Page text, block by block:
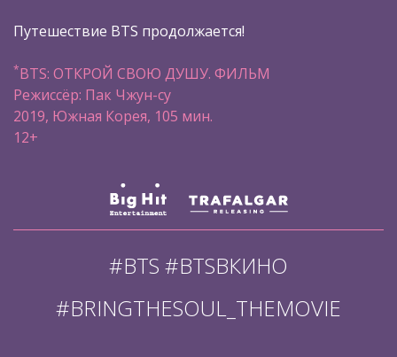
Путешествие BTS продолжается!
*BTS: ОТКРОЙ СВОЮ ДУШУ. ФИЛЬМ
Режиссёр: Пак Чжун-су
2019, Южная Корея, 105 мин.
12+
#BTS #BTSВКИНО
#BRINGTHESOUL_THEMOVIE